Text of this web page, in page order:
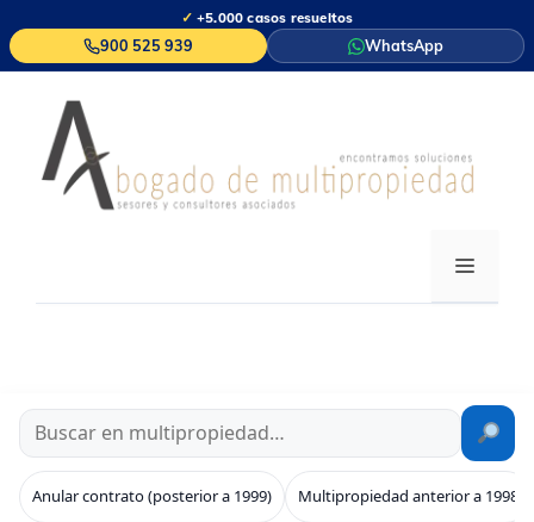
al
contenido
✓ +5.000 casos resueltos
900 525 939 WhatsApp
MENÚ
Anular contrato (posterior a 1999) Multipropiedad anterior a 1998